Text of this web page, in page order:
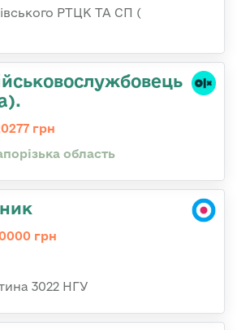
РТЦК ТА СП (
грн
область
грн
3022 НГУ